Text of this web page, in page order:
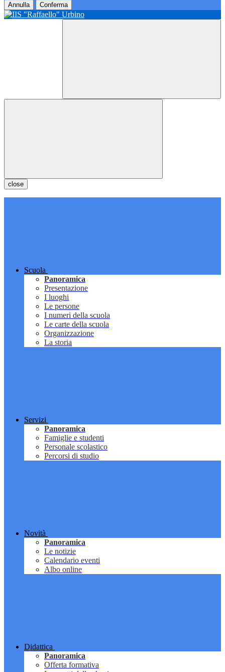
Annulla Conferma
close
Scuola
Panoramica
Presentazione
I luoghi
Le persone
I numeri della scuola
Le carte della scuola
Organizzazione
La storia
Servizi
Panoramica
Famiglie e studenti
Personale scolastico
Percorsi di studio
Novità
Panoramica
Le notizie
Calendario eventi
Albo online
Didattica
Panoramica
Offerta formativa